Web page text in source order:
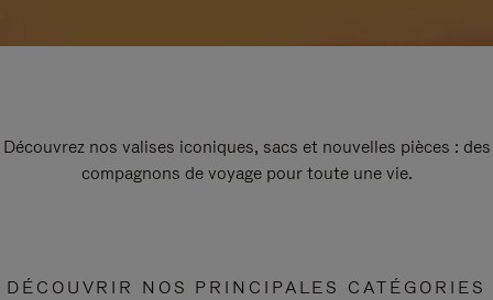
Découvrez nos valises iconiques, sacs et nouvelles pièces : des
compagnons de voyage pour toute une vie.
DÉCOUVRIR NOS PRINCIPALES CATÉGORIES